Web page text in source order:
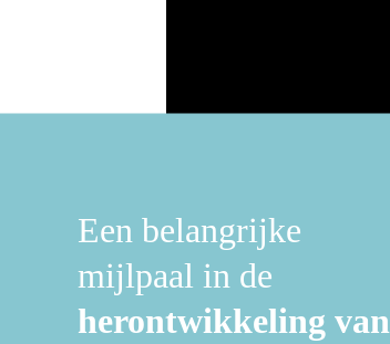
Een belangrijke
mijlpaal in de
herontwikkeling van